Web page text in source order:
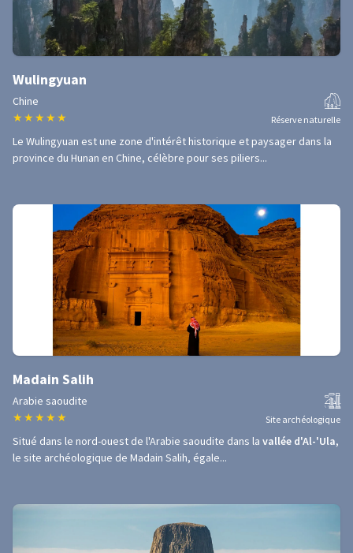
Wulingyuan
Chine
★ ★ ★ ★ ★ Réserve naturelle
Le Wulingyuan est une zone d'intérêt historique et paysager dans la
province du Hunan en Chine, célèbre pour ses piliers...
Madain Salih
Arabie saoudite
★ ★ ★ ★ ★ Site archéologique
Situé dans le nord-ouest de l'Arabie saoudite dans la vallée d'Al-'Ula,
le site archéologique de Madain Salih, égale...